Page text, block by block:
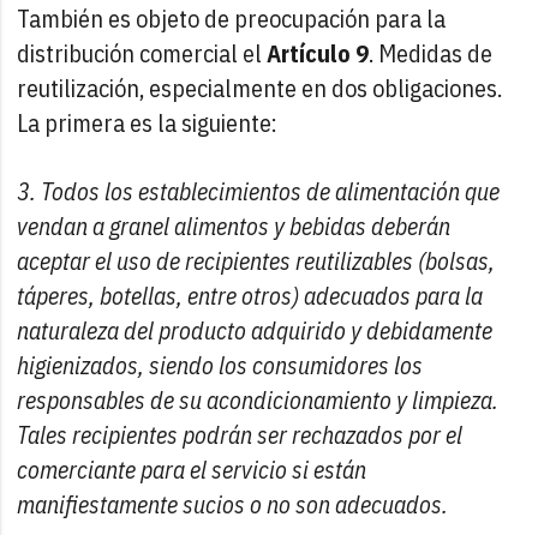
También es objeto de preocupación para la
distribución comercial elArtículo 9. Medidas de
reutilización, especialmente en dos obligaciones.
La primera es la siguiente:
3. Todos los establecimientos de alimentación que
vendan a granel alimentos y bebidas deberán
aceptar el uso de recipientes reutilizables (bolsas,
táperes, botellas, entre otros) adecuados para la
naturaleza del producto adquirido y debidamente
higienizados, siendo los consumidores los
responsables de su acondicionamiento y limpieza.
Tales recipientes podrán ser rechazados por el
comerciante para el servicio si están
manifiestamente sucios o no son adecuados.